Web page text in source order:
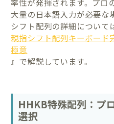
大量の日本語入力が必要な
シフト配列の詳細について
親指シフト配列キーボード
極意
』で解説しています。
HHKB特殊配列：プ
選択